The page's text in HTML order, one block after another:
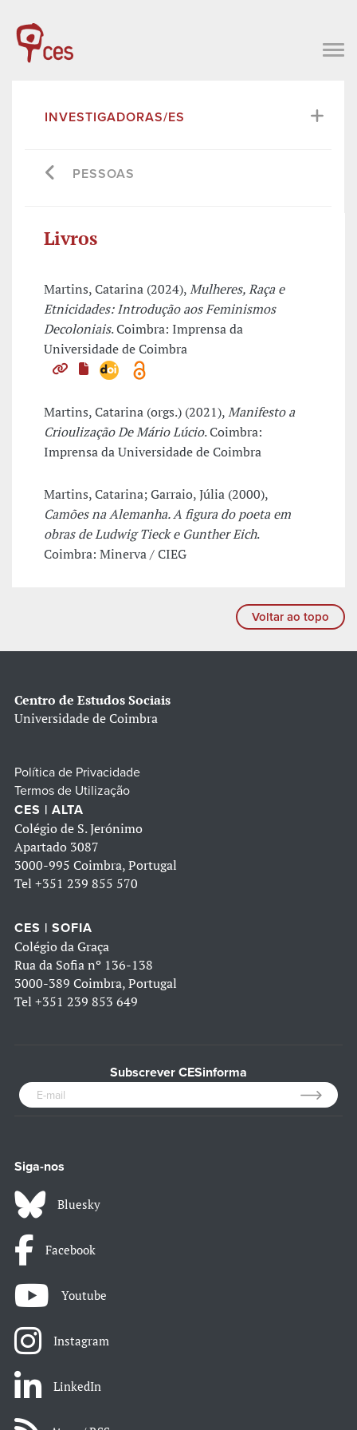
INVESTIGADORAS/ES
PESSOAS
Livros
Martins, Catarina (2024),Mulheres, Raça e
Etnicidades: Introdução aos Feminismos
Decoloniais. Coimbra: Imprensa da
Universidade de Coimbra
Martins, Catarina (orgs.) (2021),Manifesto a
Crioulização De Mário Lúcio. Coimbra:
Imprensa da Universidade de Coimbra
Martins, Catarina; Garraio, Júlia (2000),
Camões na Alemanha. A figura do poeta em
obras de Ludwig Tieck e Gunther Eich.
Coimbra: Minerva / CIEG
Voltar ao topo
Centro de Estudos Sociais
Universidade de Coimbra
Política de Privacidade
Termos de Utilização
CES | ALTA
Colégio de S. Jerónimo
Apartado 3087
3000-995 Coimbra, Portugal
Tel +351 239 855 570
CES | SOFIA
Colégio da Graça
Rua da Sofia nº 136-138
3000-389 Coimbra, Portugal
Tel +351 239 853 649
Subscrever CESinforma
Siga-nos
Bluesky
Facebook
Youtube
Instagram
LinkedIn